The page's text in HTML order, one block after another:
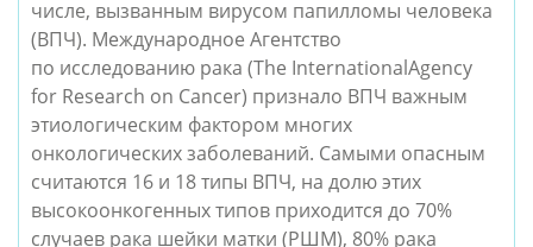
числе, вызванным вирусом папилломы человека
(ВПЧ). Международное Агентство
по исследованию рака (The InternationalAgency
for Research on Cancer) признало ВПЧ важным
этиологическим фактором многих
онкологических заболеваний. Самыми опасным
считаются 16 и 18 типы ВПЧ, на долю этих
высокоонкогенных типов приходится до 70%
случаев рака шейки матки (РШМ), 80% рака